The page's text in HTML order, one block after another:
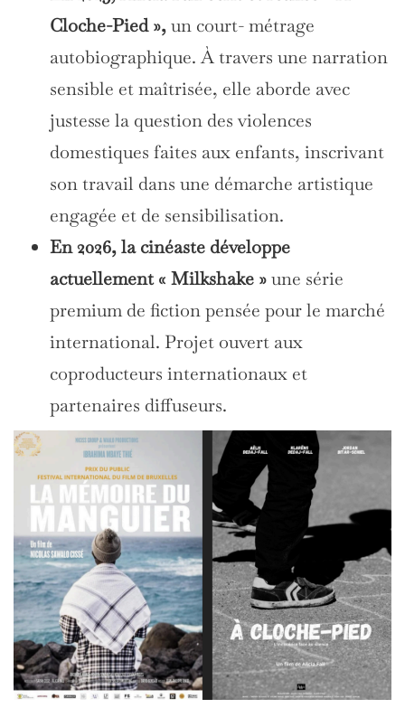
Cloche-Pied »,un court- métrage
autobiographique. À travers une narration
sensible et maîtrisée, elle aborde avec
justesse la question des violences
domestiques faites aux enfants, inscrivant
son travail dans une démarche artistique
engagée et de sensibilisation.
En 2026, la cinéaste développe
actuellement « Milkshake »une série
premium de fiction pensée pour le marché
international. Projet ouvert aux
coproducteurs internationaux et
partenaires diffuseurs.